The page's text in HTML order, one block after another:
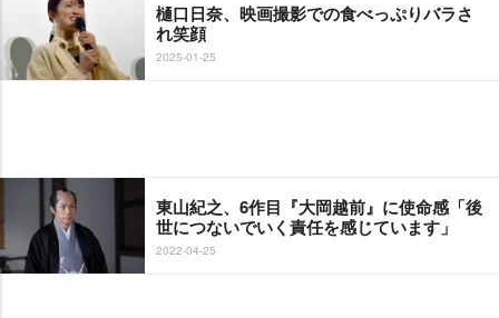
樋口日奈、映画撮影での食べっぷりバラさ
れ笑顔
2025-01-25
東山紀之、6作目『大岡越前』に使命感「後
世につないでいく責任を感じています」
2022-04-25